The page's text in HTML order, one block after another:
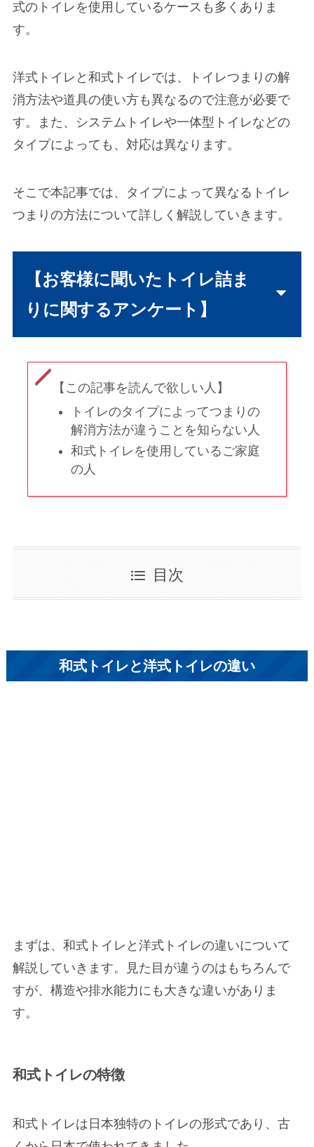
式のトイレを使用しているケースも多くありま
す。
洋式トイレと和式トイレでは、トイレつまりの解
消方法や道具の使い方も異なるので注意が必要で
す。また、システムトイレや一体型トイレなどの
タイプによっても、対応は異なります。
そこで本記事では、タイプによって異なるトイレ
つまりの方法について詳しく解説していきます。
【お客様に聞いたトイレ詰ま
りに関するアンケート】
【この記事を読んで欲しい人】
トイレのタイプによってつまりの
解消方法が違うことを知らない人
和式トイレを使用しているご家庭
の人
目次
和式トイレと洋式トイレの違い
まずは、和式トイレと洋式トイレの違いについて
解説していきます。見た目が違うのはもちろんで
すが、構造や排水能力にも大きな違いがありま
す。
和式トイレの特徴
和式トイレは日本独特のトイレの形式であり、古